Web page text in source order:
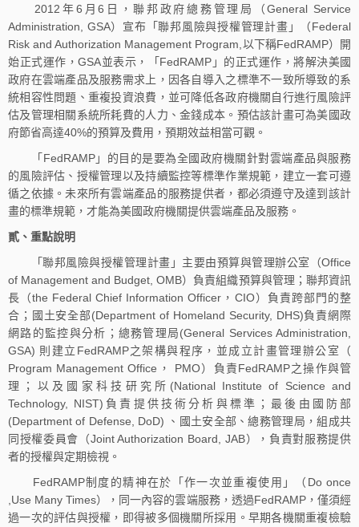
2012年6月6日，聯邦政府總務管理局（General Service
Administration, GSA）宣布「聯邦風險與授權管理計畫」（Federal
Risk and Authorization Management Program,以下稱FedRAMP）開
始正式運作，GSA並表示，「FedRAMP」的正式運作，將解決美國
政府在雲端產品及服務需求上，因各自導入之標準不一致所導致的系
統相容性問題、重複投資浪費，並可降低各政府機關自行進行風險評
估及管理相關系統所耗費的人力、金錢成本。預估該計畫可為美國政
府節省高達40%的預算及費用，預期效益相當可觀。
「FedRAMP」的目的是要為全國政府機關針對雲端產品與服務
的風險評估、授權管理以及持續監控等標準作業規範，建立一套可遵
循之依據。未來所有雲端產品的服務提供者，都必須遵守及達到該計
畫的標準規範，才能為美國政府機關提供雲端產品及服務。
貳、重點說明
「聯邦風險與授權管理計畫」主要由預算與管理辦公室（Office
of Management and Budget, OMB）負責組織預算與管理；聯邦資訊
長（the Federal Chief Information Officer，CIO）負責跨部門的整
合；國土安全部(Department of Homeland Security, DHS)負責網際
網路的監控與分析；總務管理局(General Services Administration,
GSA) 則建立FedRAMP之架構與程序，並成立計畫管理辦公室（
Program Management Office， PMO）負責FedRAMP之操作與管
理；以及國家科技研究所(National Institute of Science and
Technology, NIST)負責提供技術分析與標準；最後由國防部
(Department of Defense, DoD) 、國土安全部、總務管理局，組成共
同授權委員會（Joint Authorization Board, JAB），負責對服務提供
者的授權與定期檢視。
FedRAMP制度的精神在於「作一次並重複使用」（Do once
,Use Many Times），同一內容的雲端服務，透過FedRAMP，僅須經
過一次的評估與授權，即得被多個機關所採用。早期各機關重複檢驗